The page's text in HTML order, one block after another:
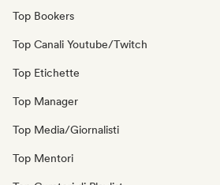
Top Bookers
Top Canali Youtube/Twitch
Top Etichette
Top Manager
Top Media/Giornalisti
Top Mentori